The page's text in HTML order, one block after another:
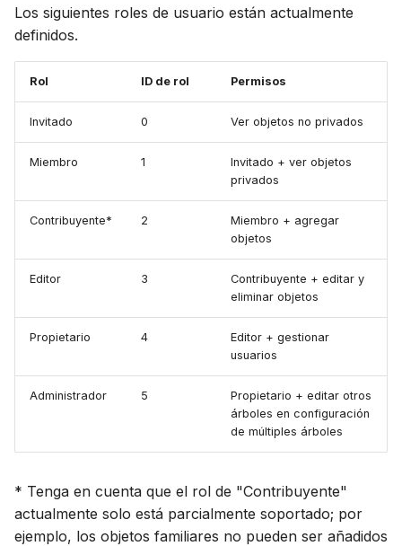
Suomi
d
s
Sincronizar con Gramps
Avanzado
Los siguientes roles de usuario están actualmente
definidos.
Rol ID de rol Permisos
Invitado 0 Ver objetos no privados
Miembro 1
Invitado + ver objetos
privados
Contribuyente* 2
Miembro + agregar
objetos
Editor 3
Contribuyente + editar y
eliminar objetos
Propietario 4
Editor + gestionar
usuarios
Administrador 5
Propietario + editar otros
árboles en configuración
de múltiples árboles
* Tenga en cuenta que el rol de "Contribuyente"
actualmente solo está parcialmente soportado; por
ejemplo, los objetos familiares no pueden ser añadidos